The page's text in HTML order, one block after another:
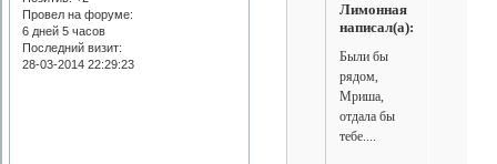
Провел на форуме:
6 дней 5 часов
Последний визит:
28-03-2014 22:29:23
Лимонная
написал(а):
Были бы
рядом,
Мриша,
отдала бы
тебе....